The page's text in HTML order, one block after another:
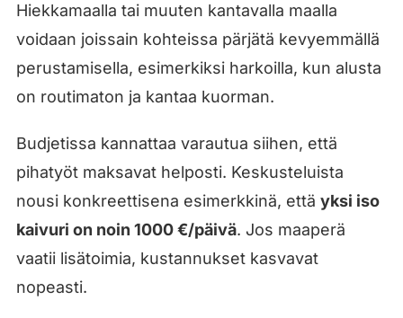
Hiekkamaalla tai muuten kantavalla maalla
voidaan joissain kohteissa pärjätä kevyemmällä
perustamisella, esimerkiksi harkoilla, kun alusta
on routimaton ja kantaa kuorman.
Budjetissa kannattaa varautua siihen, että
pihatyöt maksavat helposti. Keskusteluista
nousi konkreettisena esimerkkinä, että yksi iso
kaivuri on noin 1000 €/päivä. Jos maaperä
vaatii lisätoimia, kustannukset kasvavat
nopeasti.